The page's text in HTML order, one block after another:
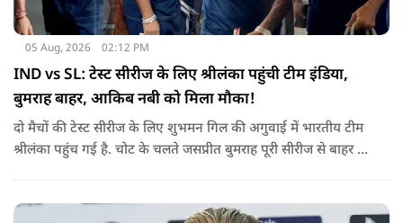
05 Aug, 2026 02:12 PM
IND vs SL: टेस्ट सीरीज के लिए श्रीलंका पहुंची टीम इंडिया,
बुमराह बाहर, आकिब नबी को मिला मौका!
दो मैचों की टेस्ट सीरीज के लिए शुभमन गिल की अगुवाई में भारतीय टीम
श्रीलंका पहुंच गई है. चोट के चलते जसप्रीत बुमराह पूरी सीरीज से बाहर हो